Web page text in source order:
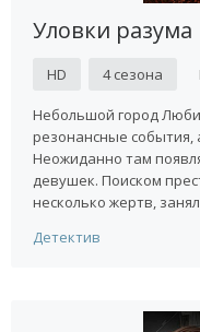
Уловки разума
HD 4 сезона
Небольшой город
резонансные события,
Неожиданно там
девушек. Поиском
несколько жертв,
Детектив